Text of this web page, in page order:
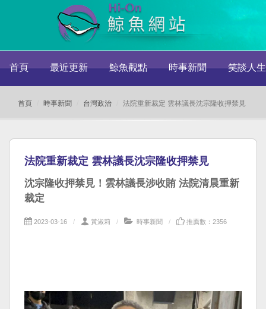
首頁 最近更新 鯨魚觀點 時事新聞 笑談人生
首頁 時事新聞 台灣政治 法院重新裁定 雲林議長沈宗隆收押禁見
法院重新裁定 雲林議長沈宗隆收押禁見
沈宗隆收押禁見！雲林議長涉收賄 法院清晨重新
裁定
2023-03-16 黃淑莉 時事新聞 推薦數：2356